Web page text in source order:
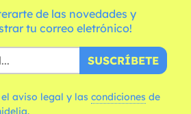
de las novedades y
tu correo eletrónico!
SUSCRÍBETE
aviso legal y las condiciones